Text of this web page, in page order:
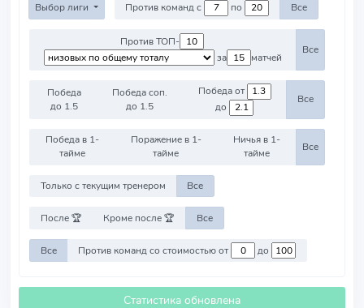
Выбор лиги Против команд с по Все
Против ТОП-
за
матчей
Все
Победа
до 1.5
Победа соп.
до 1.5
Победа от
до
Все
Победа в 1-
тайме
Поражение в 1-
тайме
Ничья в 1-
тайме
Все
Только с текущим тренером Все
После 🏆 Кроме после 🏆 Все
Все Против команд со стоимостью от до
Статистика обновлена